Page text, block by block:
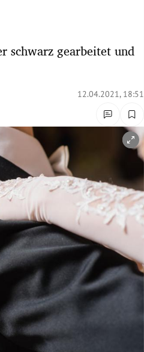
schwarz gearbeitet und
12.04.2021, 18:51